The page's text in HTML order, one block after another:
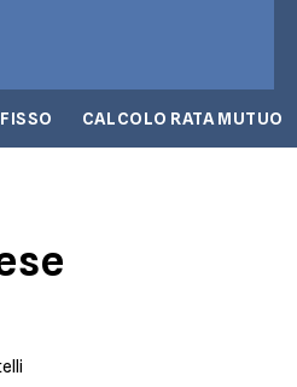
CALCOLO RATA MUTUO